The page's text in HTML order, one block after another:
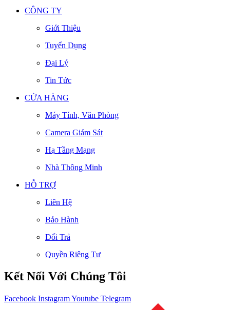
CÔNG TY
Giới Thiệu
Tuyển Dụng
Đại Lý
Tin Tức
CỬA HÀNG
Máy Tính, Văn Phòng
Camera Giám Sát
Hạ Tầng Mạng
Nhà Thông Minh
HỖ TRỢ
Liên Hệ
Bảo Hành
Đổi Trả
Quyền Riêng Tư
Kết Nối Với Chúng Tôi
Facebook InstagramYoutube Telegram